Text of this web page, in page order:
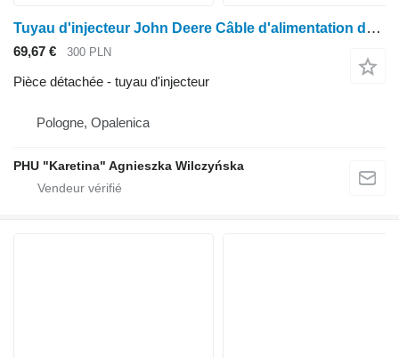
Tuyau d'injecteur John Deere Câble d'alimentation du turbocompresseur 6090 8020 8120 8030 8130 8R 9030 S680 pour tracteur à roues John Deere 6090 8020 8120 8030 8130 8R 9030 S680
69,67 € 300 PLN
Pièce détachée - tuyau d'injecteur
Pologne, Opalenica
PHU "Karetina" Agnieszka Wilczyńska